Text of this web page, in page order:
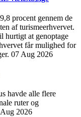
procent gennem de
af turismeerhvervet.
hurtigt at genoptage
får mulighed for
07 Aug 2026
havde alle flere
ruter og
2026